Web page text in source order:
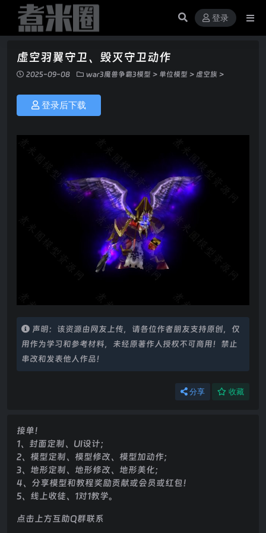
登录
虚空羽翼守卫、毁灭守卫动作
2025-09-08 war3魔兽争霸3模型 > 单位模型 > 虚空族 >
登录后下载
声明：该资源由网友上传，请各位作者朋友支持原创，仅
用作为学习和参考材料，未经原著作人授权不可商用！禁止
串改和发表他人作品！
分享 收藏
接单！
1、封面定制、UI设计；
2、模型定制、模型修改、模型加动作；
3、地形定制、地形修改、地形美化；
4、分享模型和教程奖励贡献或会员或红包！
5、线上收徒、1对1教学。
点击上方互助Q群联系